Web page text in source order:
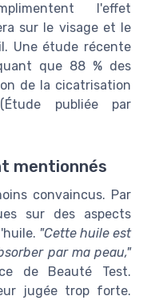
l'effet
sur le visage et le
Une étude récente
que 88 % des
de la cicatrisation
publiée par
mentionnés
convaincus. Par
sur des aspects
"Cette huile est
par ma peau,"
de Beauté Test.
jugée trop forte.